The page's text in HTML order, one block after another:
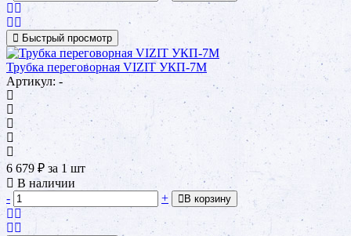
Быстрый просмотр
Трубка переговорная VIZIT УКП-7М
Артикул: -
6 679₽ за 1 шт
В наличии
-
+ В корзину